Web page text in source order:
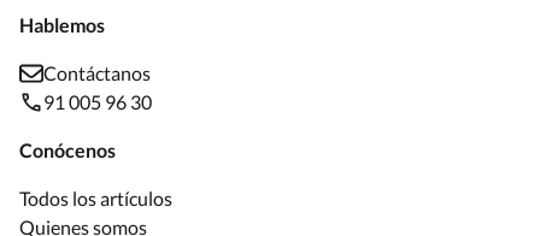
Hablemos
Contáctanos
91 005 96 30
Conócenos
Todos los artículos
Quienes somos